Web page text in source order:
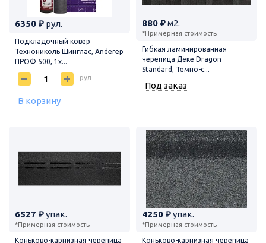
6350 ₽ рул.
Подкладочный ковер
Технониколь Шинглас, Anderep
ПРОФ 500, 1х...
рул
В корзину
880 ₽м2.
*Примерная стоимость
Гибкая ламинированная
черепица Дёке Dragon
Standard, Темно-с...
Под заказ
6527 ₽упак.
*Примерная стоимость
Коньково-карнизная черепица
4250 ₽упак.
*Примерная стоимость
Коньково-карнизная черепица